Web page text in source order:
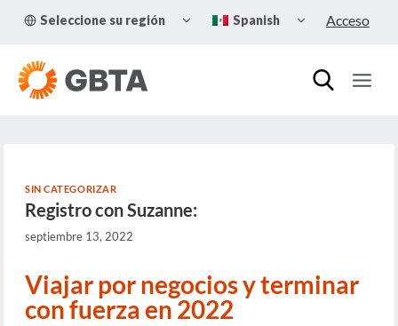
Seleccione su región
TOGGLE
CHILD
Spanish
CHILDAcceso
SIN CATEGORIZAR
Registro con Suzanne:
septiembre 13, 2022
Viajar por negocios y terminar
con fuerza en 2022